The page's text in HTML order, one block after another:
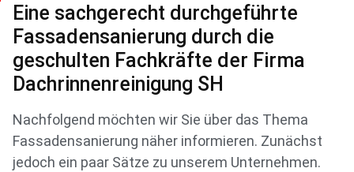
Eine sachgerecht durchgeführte
Fassadensanierung durch die
geschulten Fachkräfte der Firma
Dachrinnenreinigung SH
Nachfolgend möchten wir Sie über das Thema
Fassadensanierung näher informieren. Zunächst
jedoch ein paar Sätze zu unserem Unternehmen.